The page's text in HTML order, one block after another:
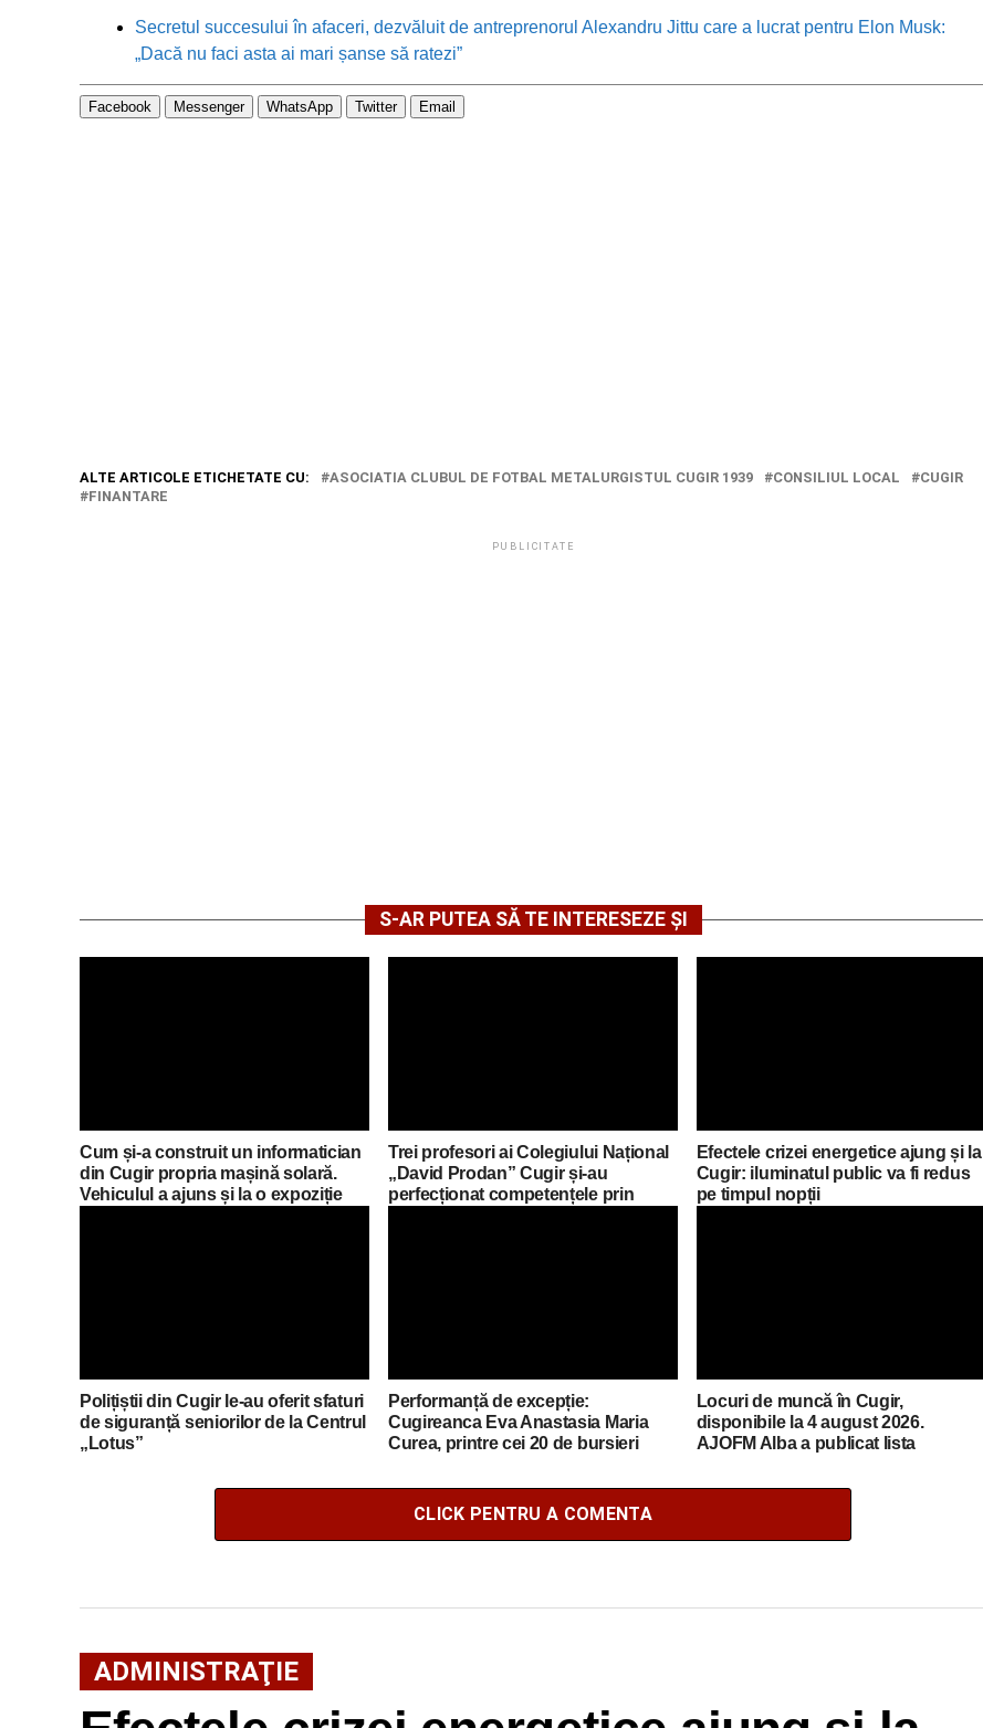
Secretul succesului în afaceri, dezvăluit de antreprenorul Alexandru Jittu care a lucrat pentru Elon Musk:
„Dacă nu faci asta ai mari șanse să ratezi”
Facebook Messenger WhatsApp Twitter Email
ALTE ARTICOLE ETICHETATE CU: ASOCIATIA CLUBUL DE FOTBAL METALURGISTUL CUGIR 1939 CONSILIUL LOCAL
CUGIR
FINANTARE
PUBLICITATE
S-AR PUTEA SĂ TE INTERESEZE ȘI
Cum și-a construit un informatician
din Cugir propria mașină solară.
Vehiculul a ajuns și la o expoziție
Trei profesori ai Colegiului Național
„David Prodan” Cugir și-au
perfecționat competențele prin
Efectele crizei energetice ajung și la
Cugir: iluminatul public va fi redus
pe timpul nopții
Polițiștii din Cugir le-au oferit sfaturi
de siguranță seniorilor de la Centrul
„Lotus”
Performanță de excepție:
Cugireanca Eva Anastasia Maria
Curea, printre cei 20 de bursieri
Locuri de muncă în Cugir,
disponibile la 4 august 2026.
AJOFM Alba a publicat lista
CLICK PENTRU A COMENTA
ADMINISTRAŢIE